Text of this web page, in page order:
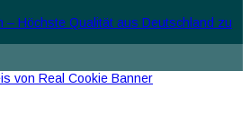
– Höchste Qualität aus Deutschland zu
von Real Cookie Banner